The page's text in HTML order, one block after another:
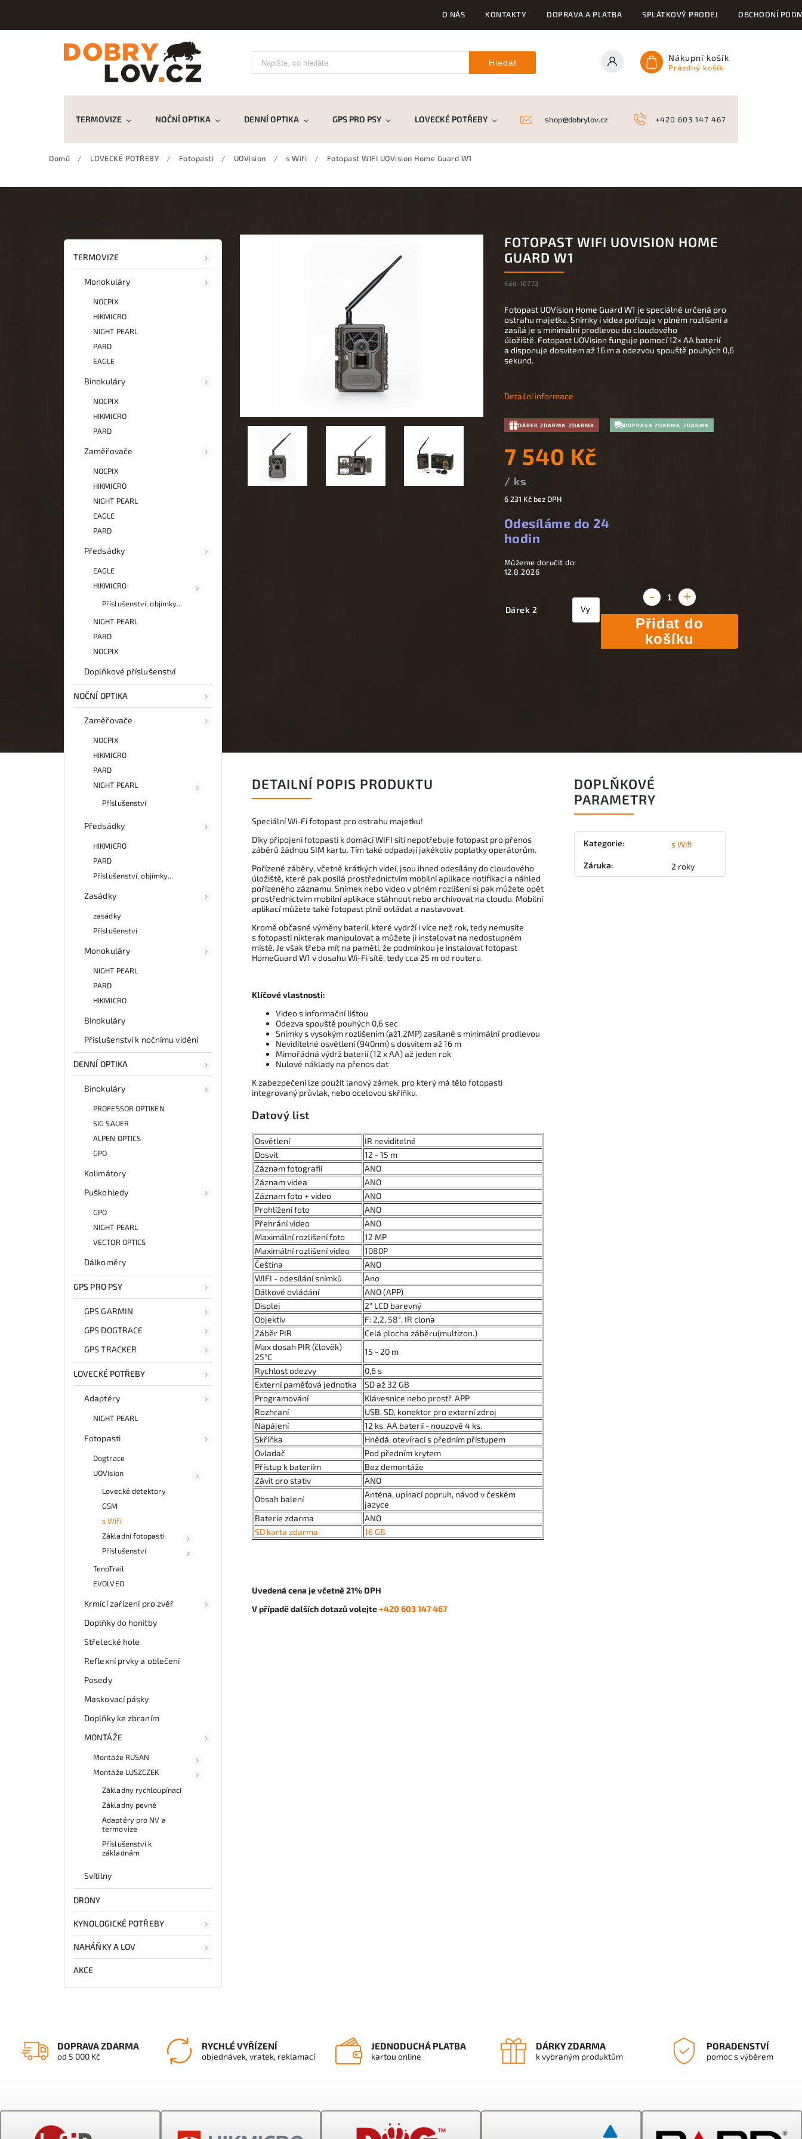
O NÁS KONTAKTY DOPRAVA A PLATBA SPLÁTKOVÝ PRODEJ OBCHODNÍ
Hledat Nákupní košík
Prázdný košík
TERMOVIZE NOČNÍ OPTIKA DENNÍ OPTIKA GPS PRO PSY LOVECKÉ POTŘEBY DRONY KYNOLOGICKÉ POTŘEBY NAHÁŇKY A LOV
+420 603 147 467
shop@dobrylov.cz
Domů / LOVECKÉ POTŘEBY / Fotopasti / UOVision / s Wifi / Fotopast WIFI UOVision Home Guard W1
TERMOVIZE
Monokuláry
NOCPIX
HIKMICRO
NIGHT PEARL
PARD
EAGLE
Binokuláry
NOCPIX
HIKMICRO
PARD
Zaměřovače
NOCPIX
HIKMICRO
NIGHT PEARL
EAGLE
PARD
Předsádky
EAGLE
HIKMICRO
Příslušenství, objímky...
NIGHT PEARL
PARD
NOCPIX
Doplňkové příslušenství
NOČNÍ OPTIKA
Zaměřovače
NOCPIX
HIKMICRO
PARD
NIGHT PEARL
Příslušenství
Předsádky
HIKMICRO
PARD
Příslušenství, objímky...
Zasádky
zasádky
Příslušenství
Monokuláry
NIGHT PEARL
PARD
HIKMICRO
Binokuláry
Příslušenství k nočnímu vidění
DENNÍ OPTIKA
Binokuláry
PROFESSOR OPTIKEN
SIG SAUER
ALPEN OPTICS
GPO
Kolimátory
Puškohledy
GPO
NIGHT PEARL
VECTOR OPTICS
Dálkoměry
GPS PRO PSY
GPS GARMIN
GPS DOGTRACE
GPS TRACKER
LOVECKÉ POTŘEBY
Adaptéry
NIGHT PEARL
Fotopasti
Dogtrace
UOVision
Lovecké detektory
GSM
s Wifi
Základní fotopasti
Příslušenství
TenoTrail
EVOLVEO
Krmící zařízení pro zvěř
Doplňky do honitby
Střelecké hole
Reflexní prvky a oblečení
Posedy
Maskovací pásky
Doplňky ke zbraním
MONTÁŽE
Montáže RUSAN
Montáže LUSZCZEK
Základny rychloupínací
Základny pevné
Adaptéry pro NV a
termovize
Příslušenství k
základnám
Svítilny
DRONY
KYNOLOGICKÉ POTŘEBY
NAHÁŇKY A LOV
AKCE
FOTOPAST WIFI UOVISION HOME
GUARD W1
Kód: 10773
DÁREK ZDARMA DOPRAVA ZDARMA
7 540 Kč
/ ks
6 231 Kčbez DPH
Odesíláme do 24
hodin
Můžeme doručit do:
12.8.2026
Dárek 2
Přidat do
košíku
Fotopast UOVision Home Guard W1 je speciálně určená pro
ostrahu majetku. Snímky i videa pořizuje v plném rozlišení a
zasílá je s minimální prodlevou do cloudového
úložiště. Fotopast UOVision funguje pomocí 12× AA baterií
a disponuje dosvitem až 16 m a odezvou spouště pouhých 0,6
sekund.
Detailní informace
DETAILNÍ POPIS PRODUKTU
Speciální Wi-Fi fotopast pro ostrahu majetku!
Díky připojení fotopasti k domácí WIFI síti nepotřebuje fotopast pro přenos
záběrů žádnou SIM kartu. Tím také odpadají jakékoliv poplatky operátorům.
Pořízené záběry, včetně krátkých videí, jsou ihned odesílány do cloudového
úložiště, které pak posílá prostřednictvím mobilní aplikace notifikaci a náhled
pořízeného záznamu. Snímek nebo video v plném rozlišení si pak můžete opět
prostřednictvím mobilní aplikace stáhnout nebo archivovat na cloudu. Mobilní
aplikací můžete také fotopast plně ovládat a nastavovat.
Kromě občasné výměny baterií, které vydrží i více než rok, tedy nemusíte
s fotopastí nikterak manipulovat a můžete ji instalovat na nedostupném
místě. Je však třeba mít na paměti, že podmínkou je instalovat fotopast
HomeGuard W1 v dosahu Wi-Fi sítě, tedy cca 25 m od routeru.
Klíčové vlastnosti:
Video s informační lištou
Odezva spouště pouhých 0,6 sec
Snímky s vysokým rozlišením (až1,2MP) zasílané s minimální prodlevou
Neviditelné osvětlení (940nm) s dosvitem až 16 m
Mimořádná výdrž baterií (12 x AA) až jeden rok
Nulové náklady na přenos dat
K zabezpečení lze použít lanový zámek, pro který má tělo fotopasti
integrovaný průvlak, nebo ocelovou skříňku.
Datový list
Osvětlení
IR neviditelné
Dosvit
12 - 15 m
Záznam fotografií
ANO
Záznam videa
ANO
Záznam foto + video
ANO
Prohlížení foto
ANO
Přehrání video
ANO
Maximální rozlišení foto
12 MP
Maximální rozlišení video
1080P
Čeština
ANO
WIFI - odesílání snímků
Ano
Dálkové ovládání
ANO (APP)
Displej
2" LCD barevný
Objektiv
F: 2,2, 58°, IR clona
Záběr PIR
Celá plocha záběru(multizon.)
Max dosah PIR (člověk)
25°C
15 - 20 m
Rychlost odezvy
0,6 s
Externí paměťová jednotka
SD až 32 GB
Programování
Klávesnice nebo prostř. APP
Rozhraní
USB, SD, konektor pro externí zdroj
Napájení
12 ks. AA baterií - nouzově 4 ks.
Skříňka
Hnědá, otevírací s předním přístupem
Ovladač
Pod předním krytem
Přístup k bateriím
Bez demontáže
Závit pro stativ
ANO
Obsah balení
Anténa, upínací popruh, návod v českém
jazyce
Baterie zdarma
ANO
SD karta zdarma
16 GB
Uvedená cena je včetně 21% DPH
V případě dalších dotazů volejte+420 603 147 467
DOPLŇKOVÉ
PARAMETRY
Kategorie: s Wifi
Záruka: 2 roky
DOPRAVA ZDARMA
od 5 000 Kč
RYCHLÉ VYŘÍZENÍ
objednávek, vratek, reklamací
JEDNODUCHÁ PLATBA
kartou online
DÁRKY ZDARMA
k vybraným produktům
PORADENSTVÍ
pomoc s výběrem